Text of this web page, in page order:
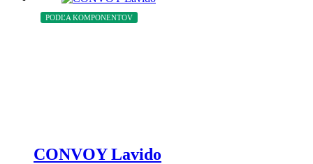
PODĽA KOMPONENTOV
CONVOY Lavido